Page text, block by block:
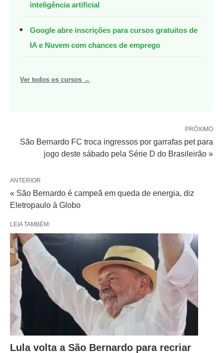
inteligência artificial
Google abre inscrições para cursos gratuitos de
IA e Nuvem com chances de emprego
Ver todos os cursos →
PRÓXIMO
São Bernardo FC troca ingressos por garrafas pet para
jogo deste sábado pela Série D do Brasileirão »
ANTERIOR
« São Bernardo é campeã em queda de energia, diz
Eletropaulo à Globo
LEIA TAMBÉM:
Lula volta a São Bernardo para recriar